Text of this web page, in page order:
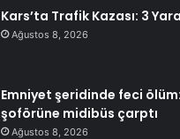
Kars’ta Trafik Kazası: 3
Ağustos 8, 2026
Emniyet şeridinde feci
şoförüne midibüs çarptı
Ağustos 8, 2026